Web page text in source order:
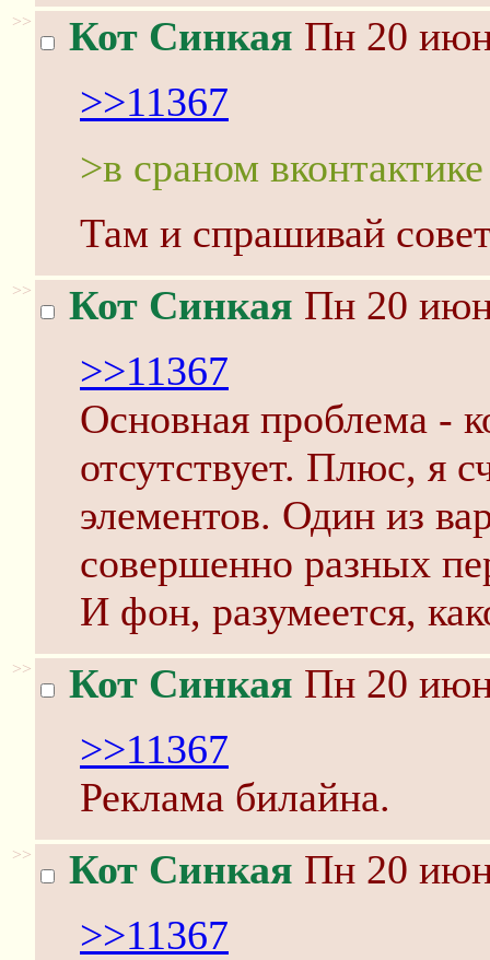
>> Кот Синкая Пн 20
>>11367
>в сраном вконтактике
Там и спрашивай
>> Кот Синкая Пн 20
>>11367
Основная проблема -
отсутствует. Плюс, я
элементов. Один из
совершенно разных
И фон, разумеется,
>> Кот Синкая Пн 20
>>11367
Реклама билайна.
>> Кот Синкая Пн 20
>>11367